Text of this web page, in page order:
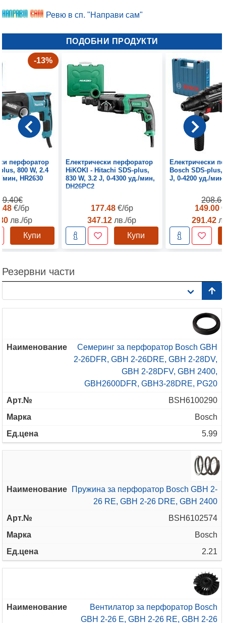
Ревю в сп. "Направи сам"
ПОДОБНИ ПРОДУКТИ
-13%
перфоратор
800 W, 2.4
мин, HR2630
€/бр
лв./бр
Купи
Електрически перфоратор
HiKOKI - Hitachi SDS-plus,
830 W, 3.2 J, 0-4300 уд./мин,
DH26PC2
177.48 €/бр
347.12 лв./бр
Купи
Електрически
Bosch SDS-plus,
J, 0-4200 уд./
149.00
291.42
Резервни части
Семеринг за перфоратор Bosch GBH
2-26DFR, GBH 2-26DRE, GBH 2-28DV,
GBH 2-28DFV, GBH 2400,
GBH2600DFR, GBH3-28DRE, PG20
BSH6100290
Bosch
5.99
Пружина за перфоратор Bosch GBH 2-
26 RE, GBH 2-26 DRE, GBH 2400
BSH6102574
Bosch
2.21
Вентилатор за перфоратор Bosch
GBH 2-26 E, GBH 2-26 RE, GBH 2-26